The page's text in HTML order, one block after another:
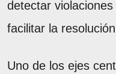
detectar
facilitar la
Uno de los ejes